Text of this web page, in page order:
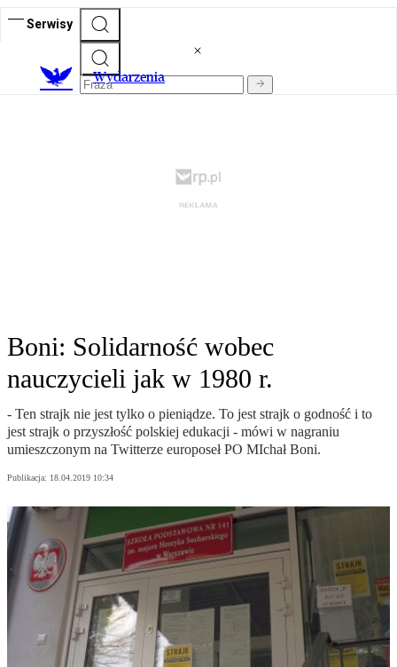
Serwisy
Wydarzenia
Boni: Solidarność wobec
nauczycieli jak w 1980 r.
- Ten strajk nie jest tylko o pieniądze. To jest strajk o godność i to
jest strajk o przyszłość polskiej edukacji - mówi w nagraniu
umieszczonym na Twitterze europoseł PO MIchał Boni.
Publikacja: 18.04.2019 10:34